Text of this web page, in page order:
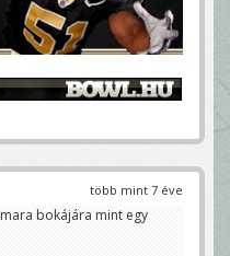
több mint 7 éve
bokájára mint egy